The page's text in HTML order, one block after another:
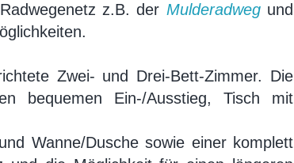
z.B. der Mulderadweg und
Zwei- und Drei-Bett-Zimmer. Die
bequemen Ein-/Ausstieg, Tisch mit
Wanne/Dusche sowie einer komplett